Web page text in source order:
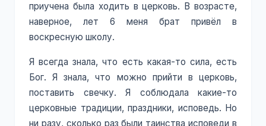
приучена была ходить в церковь. В возрасте,
наверное, лет 6 меня брат привёл в
воскресную школу.
Я всегда знала, что есть какая-то сила, есть
Бог. Я знала, что можно прийти в церковь,
поставить свечку. Я соблюдала какие-то
церковные традиции, праздники, исповедь. Но
ни разу, сколько раз были таинства исповеди в